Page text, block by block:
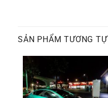
SẢN PHẨM TƯƠNG TỰ